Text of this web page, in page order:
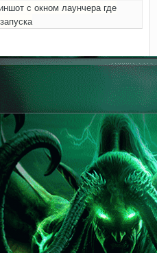
с окном лаунчера где